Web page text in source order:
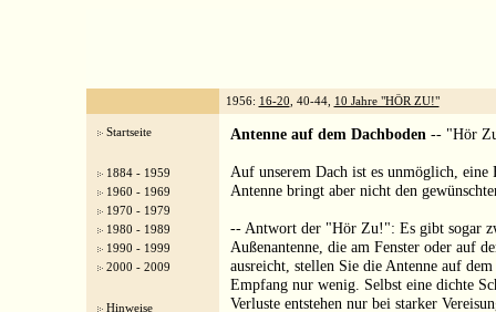
1956: 16-20 , 40-44, 10 Jahre "HÖR ZU!"
Startseite
1884 - 1959
1960 - 1969
1970 - 1979
1980 - 1989
1990 - 1999
2000 - 2009
Hinweise
Antenne auf dem Dachboden -- "Hör
Auf unserem Dach ist es unmöglich,
Antenne bringt aber nicht den
-- Antwort der "Hör Zu!": Es gibt sogar
Außenantenne, die am Fenster oder auf
ausreicht, stellen Sie die Antenne auf
Empfang nur wenig. Selbst eine dichte
Verluste entstehen nur bei starker